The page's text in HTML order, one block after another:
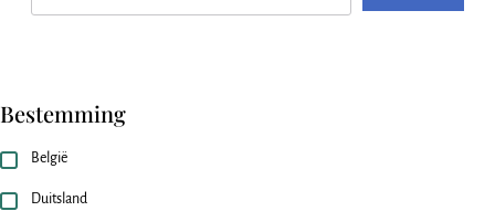
Bestemming
België
Duitsland